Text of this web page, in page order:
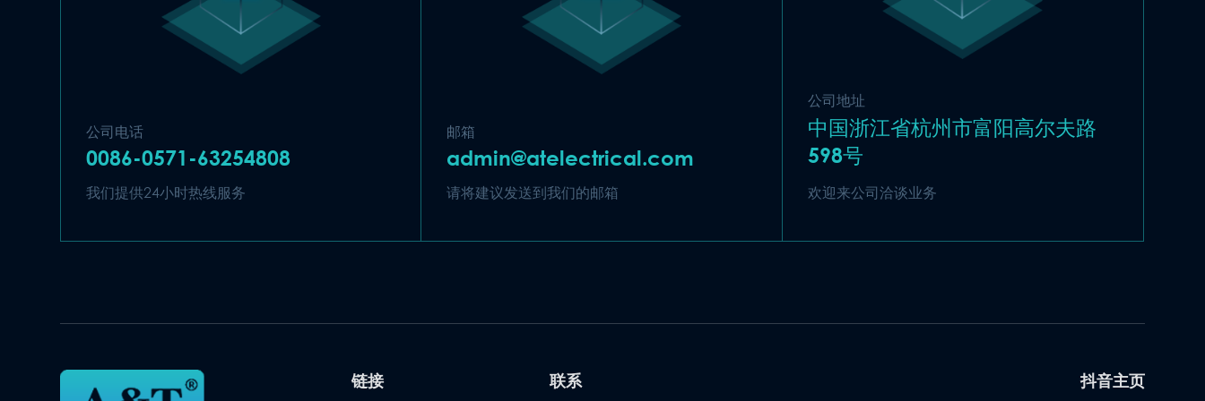
公司电话
0086-0571-63254808
我们提供24小时热线服务
邮箱
admin@atelectrical.com
请将建议发送到我们的邮箱
公司地址
中国浙江省杭州市富阳高尔夫路
598号
欢迎来公司洽谈业务
链接 联系 抖音主页